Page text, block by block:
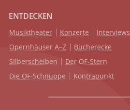
ENTDECKEN
Musiktheater Konzerte
Interviews
Opernhäuser A–Z
Bücherecke
Silberscheiben
Der OF-Stern
Die OF-Schnuppe
Kontrapunkt